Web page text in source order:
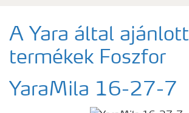
A Yara által ajánlott
termékek Foszfor
YaraMila 16-27-7